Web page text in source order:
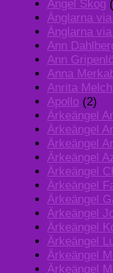
Angel Skog
Änglarna
Änglarna
Ann
Ann
Anna
Anrita
Apollo (2)
Ärkeängel
Ärkeängel
Ärkeängel
Ärkeängel
Ärkeängel
Ärkeängel
Ärkeängel
Ärkeängel
Ärkeängel
Ärkeängel
Ärkeängel
Ärkeängel